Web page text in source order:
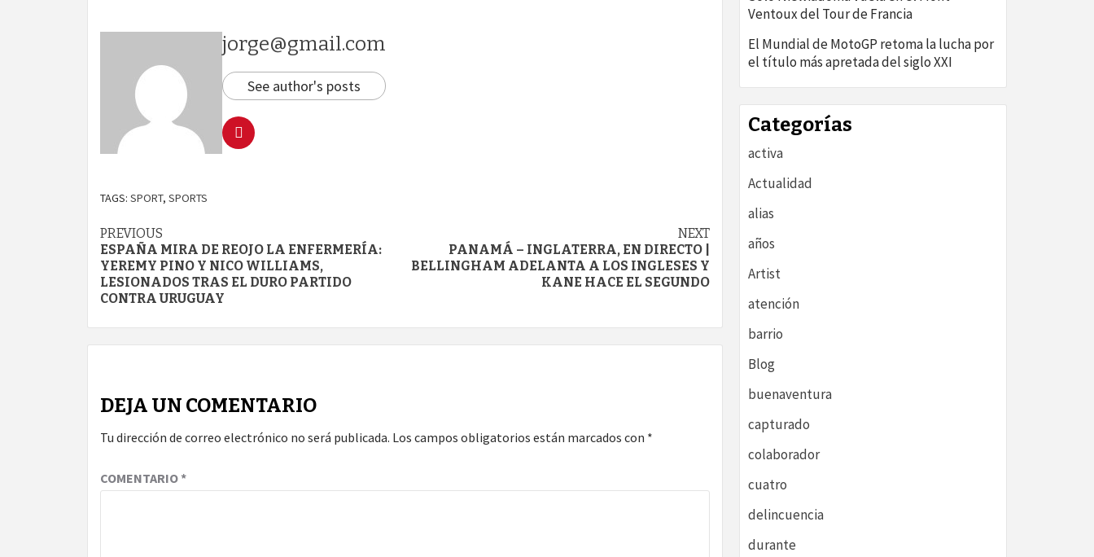
jorge@gmail.com
See author's posts
TAGS: SPORT, SPORTS
Continue
Reading
PREVIOUS
ESPAÑA MIRA DE REOJO LA ENFERMERÍA:
YEREMY PINO Y NICO WILLIAMS,
LESIONADOS TRAS EL DURO PARTIDO
CONTRA URUGUAY
NEXT
PANAMÁ – INGLATERRA, EN DIRECTO |
BELLINGHAM ADELANTA A LOS INGLESES Y
KANE HACE EL SEGUNDO
DEJA UN COMENTARIO
Tu dirección de correo electrónico no será publicada. Los campos obligatorios están marcados con *
COMENTARIO*
Ventoux del Tour de Francia
El Mundial de MotoGP retoma la lucha por
el título más apretada del siglo XXI
Categorías
activa
Actualidad
alias
años
Artist
atención
barrio
Blog
buenaventura
capturado
colaborador
cuatro
delincuencia
durante